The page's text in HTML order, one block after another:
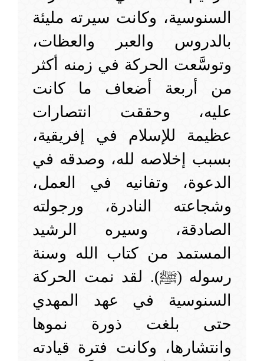
السنوسية، وكانت سيرته مليئة
بالدروس والعبر والعظات،
وتوسَّعت الحركة في زمنه أكثر
من أربعة أضعاف ما كانت
عليه، وحققت انتصارات
عظيمة للإسلام في إفريقية،
بسبب إخلاصه لله، وصدقه في
الدعوة، وتفانيه في العمل،
وشجاعته النادرة، ورجولته
الصادقة، وسيره الرشيد
المستمد من كتاب الله وسنة
رسوله (ﷺ). لقد نمت الحركة
السنوسية في عهد المهدي
حتى بلغت ذورة نموها
وانتشارها، وكانت فترة قيادته